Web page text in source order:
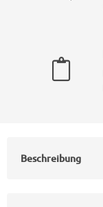
Beschreibung